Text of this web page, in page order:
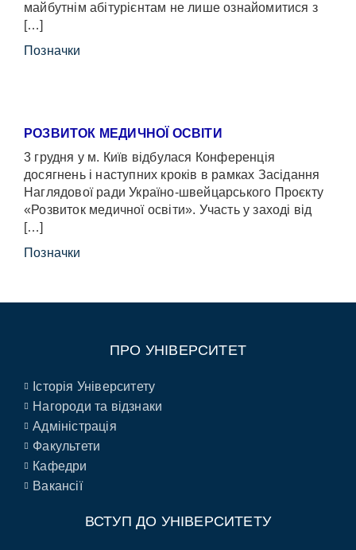
майбутнім абітурієнтам не лише ознайомитися з
[…]
Позначки
РОЗВИТОК МЕДИЧНОЇ ОСВІТИ
3 грудня у м. Київ відбулася Конференція
досягнень і наступних кроків в рамках Засідання
Наглядової ради Україно-швейцарського Проєкту
«Розвиток медичної освіти». Участь у заході від
[…]
Позначки
ПРО УНІВЕРСИТЕТ
Історія Університету
Нагороди та відзнаки
Адміністрація
Факультети
Кафедри
Вакансії
ВСТУП ДО УНІВЕРСИТЕТУ